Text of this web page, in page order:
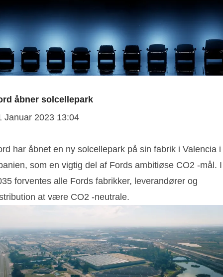
åbner solcellepark
Januar 2023 13:04
har åbnet en ny solcellepark på sin fabrik i Valencia i
som en vigtig del af Fords ambitiøse CO2 -mål. I
forventes alle Fords fabrikker, leverandører og
at være CO2 -neutrale.